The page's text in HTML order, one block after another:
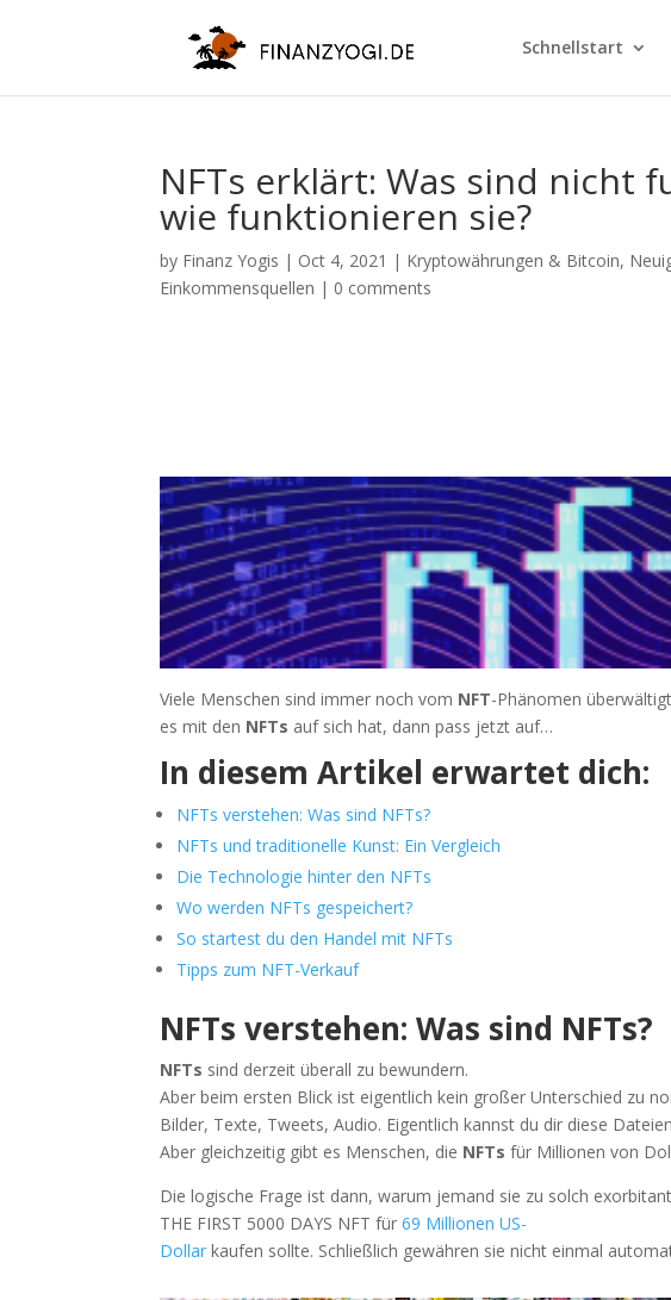
Schnellstart
NFTs erklärt: Was sind nicht
wie funktionieren sie?
by Finanz Yogis | Oct 4, 2021 | Kryptowährungen & Bitcoin,
Einkommensquellen | 0 comments
Viele Menschen sind immer noch vom NFT-Phänomen
es mit den NFTs auf sich hat, dann pass jetzt auf…
In diesem Artikel erwartet dich:
NFTs verstehen: Was sind NFTs?
NFTs und traditionelle Kunst: Ein Vergleich
Die Technologie hinter den NFTs
Wo werden NFTs gespeichert?
So startest du den Handel mit NFTs
Tipps zum NFT-Verkauf
NFTs verstehen: Was sind NFTs?
NFTs sind derzeit überall zu bewundern.
Aber beim ersten Blick ist eigentlich kein großer Unterschied zu
Bilder, Texte, Tweets, Audio. Eigentlich kannst du dir diese
Aber gleichzeitig gibt es Menschen, die NFTsfür Millionen von
Die logische Frage ist dann, warum jemand sie zu solch
THE FIRST 5000 DAYS NFT für69 Millionen US-
Dollar kaufen sollte. Schließlich gewähren sie nicht einmal